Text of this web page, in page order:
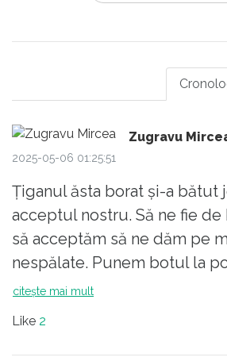
Zugravu
2025-05-06 01:25:51
Țiganul ăsta borat și-a bătut
acceptul nostru. Să ne fie de
să acceptăm să ne dăm pe
nespălate. Punem botul la
asta în bani, care ne vor ieși
citește mai mult
Like 2